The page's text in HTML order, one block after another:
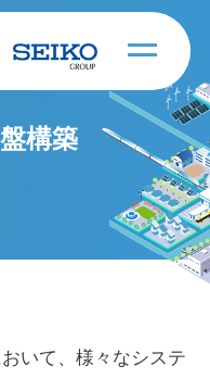
構築
いて、様々なシステ